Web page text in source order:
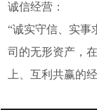
诚信经营：
“诚实守信、实事
司的无形资产，
上、互利共赢的